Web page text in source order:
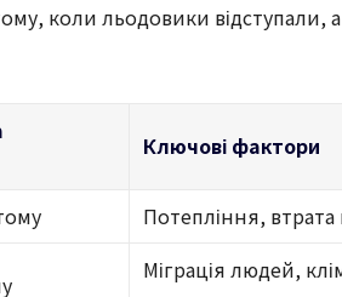
коли льодовики відступали,
Ключові фактори
Потепління,
Міграція людей,